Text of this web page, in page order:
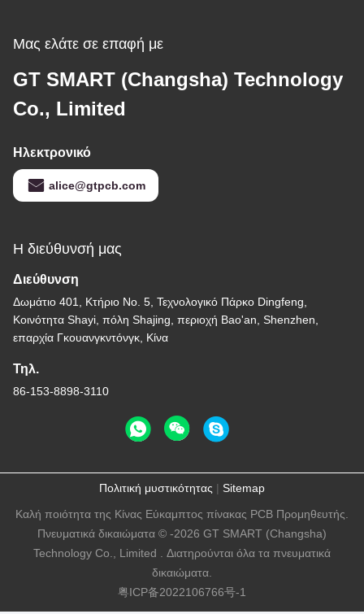
Μας ελάτε σε επαφή με
GT SMART (Changsha) Technology
Co., Limited
Ηλεκτρονικό
alice@gtpcb.com
Η διεύθυνσή μας
Διεύθυνση
Δωμάτιο 401, Κτήριο Νο. 5, Τεχνολογικό Πάρκο Dingfeng,
Κοινότητα Shayi, πόλη Shajing, περιοχή Bao'an, Shenzhen,
επαρχία Γκουανγκντόνγκ, Κίνα
Τηλ.
86-153-8898-3110
Πολιτική μυστικότητας | Sitemap
Καλή ποιότητα της Κίνας Εύκαμπτος πίνακας PCB Προμηθευτής.
Πνευματικά δικαιώματα © -2026 GT SMART (Changsha)
Technology Co., Limited . Διατηρούνται όλα τα πνευματικά
δικαιώματα.
粤ICP备2022106766号-1